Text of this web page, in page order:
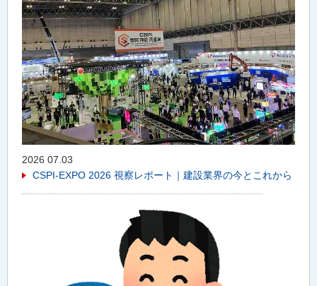
2026 07.03
CSPI-EXPO 2026 視察レポート｜建設業界の今とこれから